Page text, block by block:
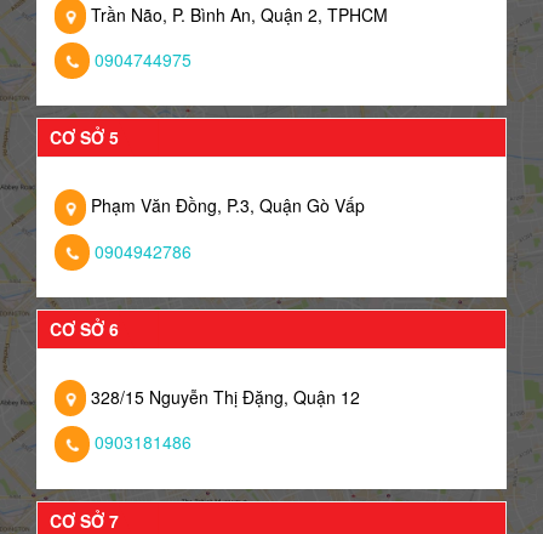
Trần Não, P. Bình An, Quận 2, TPHCM
0904744975
CƠ SỞ 5
Phạm Văn Đồng, P.3, Quận Gò Vấp
0904942786
CƠ SỞ 6
328/15 Nguyễn Thị Đặng, Quận 12
0903181486
CƠ SỞ 7